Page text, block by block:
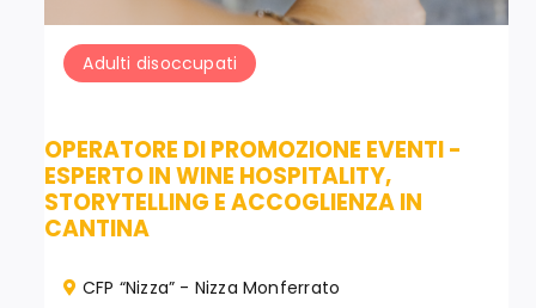
Adulti disoccupati
OPERATORE DI PROMOZIONE EVENTI -
ESPERTO IN WINE HOSPITALITY,
STORYTELLING E ACCOGLIENZA IN
CANTINA
CFP “Nizza” - Nizza Monferrato